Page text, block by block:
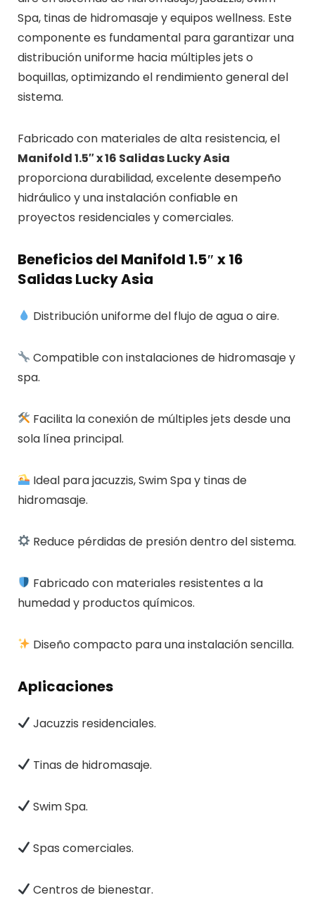
Spa, tinas de hidromasaje y equipos wellness. Este
componente es fundamental para garantizar una
distribución uniforme hacia múltiples jets o
boquillas, optimizando el rendimiento general del
sistema.
Fabricado con materiales de alta resistencia, el
Manifold 1.5″ x 16 Salidas Lucky Asia
proporciona durabilidad, excelente desempeño
hidráulico y una instalación confiable en
proyectos residenciales y comerciales.
Beneficios del Manifold 1.5″ x 16
Salidas Lucky Asia
Distribución uniforme del flujo de agua o aire.
Compatible con instalaciones de hidromasaje y
spa.
Facilita la conexión de múltiples jets desde una
sola línea principal.
Ideal para jacuzzis, Swim Spa y tinas de
hidromasaje.
Reduce pérdidas de presión dentro del sistema.
Fabricado con materiales resistentes a la
humedad y productos químicos.
Diseño compacto para una instalación sencilla.
Aplicaciones
Jacuzzis residenciales.
Tinas de hidromasaje.
Swim Spa.
Spas comerciales.
Centros de bienestar.